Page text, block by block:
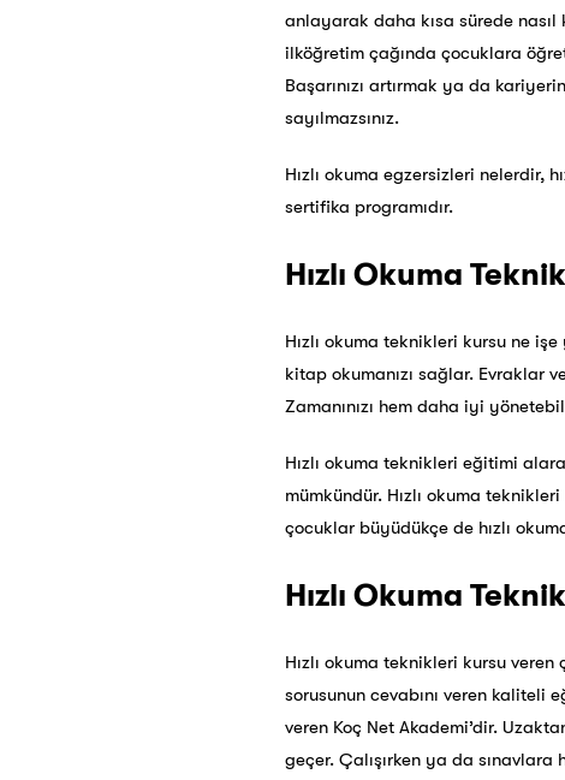
anlayarak daha kısa sürede
ilköğretim çağında çocuklara
Başarınızı artırmak ya da
sayılmazsınız.
Hızlı okuma egzersizleri nelerdir,
sertifika programıdır.
Hızlı Okuma
Hızlı okuma teknikleri kursu ne
kitap okumanızı sağlar. Evraklar
Zamanınızı hem daha iyi
Hızlı okuma teknikleri eğitimi
mümkündür. Hızlı okuma
çocuklar büyüdükçe de hızlı
Hızlı Okuma
Hızlı okuma teknikleri kursu
sorusunun cevabını veren kaliteli
veren Koç Net Akademi’dir.
geçer. Çalışırken ya da